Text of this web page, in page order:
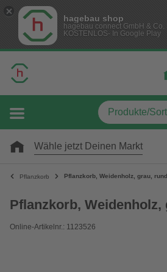
hagebau shop
hagebau connect GmbH & Co.
KOSTENLOS- In Google Play
Wähle jetzt Deinen Markt
Pflanzkorb Pflanzkorb, Weidenholz, grau, rund
Pflanzkorb, Weidenholz,
Online-Artikelnr.: 1123526